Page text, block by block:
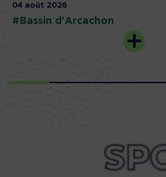
04 août 2026
#Bassin d'Arcachon